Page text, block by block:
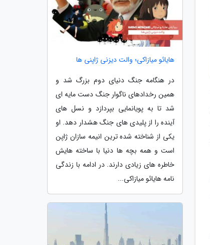
هایائو میازاکی؛ والت دیزنی ژاپنی ها
در هنگامه جنگ دنیای دوم بزرگ شد و
همین رخدادهای ناگوار جنگ دست مایه ای
شد تا به پویانمایی بپردازد و نسل های
آینده را از پلیدی های جنگ هشدار دهد. او
یکی از شناخته شده ترین انیمه سازان ژاپن
است و همه بچه ها دنیا با ساخته هایش
خاطره های زیادی دارند. در ادامه با زندگی
نامه هایائو میازاکی...